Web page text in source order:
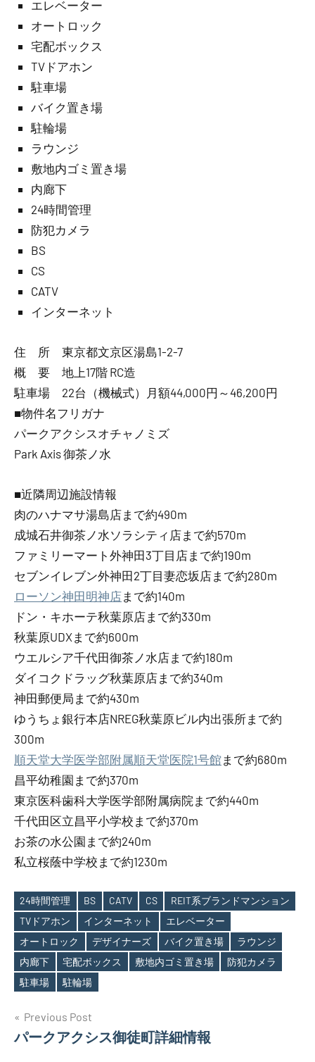
エレベーター
オートロック
宅配ボックス
TVドアホン
駐車場
バイク置き場
駐輪場
ラウンジ
敷地内ゴミ置き場
内廊下
24時間管理
防犯カメラ
BS
CS
CATV
インターネット
住 所 東京都文京区湯島1-2-7
概 要 地上17階 RC造
駐車場 22台（機械式）月額44,000円～46,200円
■物件名フリガナ
パークアクシスオチャノミズ
Park Axis 御茶ノ水
■近隣周辺施設情報
肉のハナマサ湯島店まで約490m
成城石井御茶ノ水ソラシティ店まで約570m
ファミリーマート外神田3丁目店まで約190m
セブンイレブン外神田2丁目妻恋坂店まで約280m
ローソン神田明神店まで約140m
ドン・キホーテ秋葉原店まで約330m
秋葉原UDXまで約600m
ウエルシア千代田御茶ノ水店まで約180m
ダイコクドラッグ秋葉原店まで約340m
神田郵便局まで約430m
ゆうちょ銀行本店NREG秋葉原ビル内出張所まで約
300m
順天堂大学医学部附属順天堂医院1号館まで約680m
昌平幼稚園まで約370m
東京医科歯科大学医学部附属病院まで約440m
千代田区立昌平小学校まで約370m
お茶の水公園まで約240m
私立桜蔭中学校まで約1230m
Tags
24時間管理 BS CATV CS
REIT系ブランドマンション
TVドアホン
インターネット
エレベーター
オートロック
デザイナーズ バイク置き場
ラウンジ
内廊下
宅配ボックス 敷地内ゴミ置き場
防犯カメラ
駐車場
駐輪場
投
稿
Previous Post
パークアクシス御徒町詳細情報